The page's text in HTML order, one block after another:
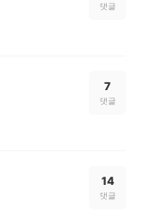
댓글
7
댓글
14
댓글